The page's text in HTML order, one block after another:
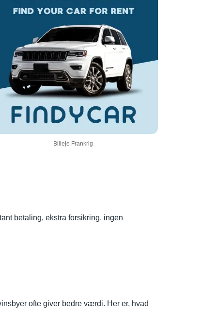
Billeje Frankrig
betaling, ekstra forsikring, ingen
ofte giver bedre værdi. Her er, hvad